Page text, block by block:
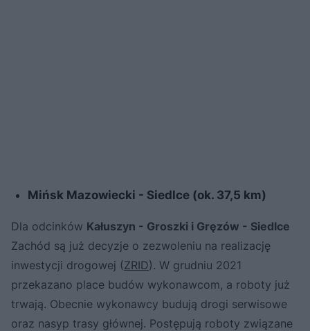
Mińsk Mazowiecki - Siedlce (ok. 37,5 km)
Dla odcinków Kałuszyn - Groszki i Gręzów - Siedlce
Zachód są już decyzje o zezwoleniu na realizację
inwestycji drogowej (ZRID). W grudniu 2021
przekazano place budów wykonawcom, a roboty już
trwają. Obecnie wykonawcy budują drogi serwisowe
oraz nasyp trasy głównej. Postępują roboty związane